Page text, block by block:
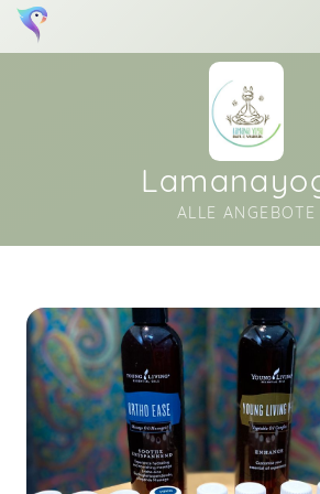
ALLE ANGEBOTE